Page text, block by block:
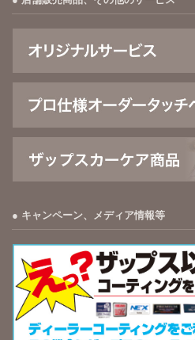
店舗販売商品、その他のサービス
キャンペーン、メディア情報等